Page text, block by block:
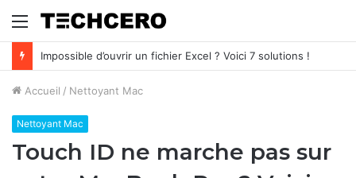
Menu
Impossible d’ouvrir un fichier Excel ? Voici 7 solutions !
Accueil / Nettoyant Mac
Nettoyant Mac
Touch ID ne marche pas sur